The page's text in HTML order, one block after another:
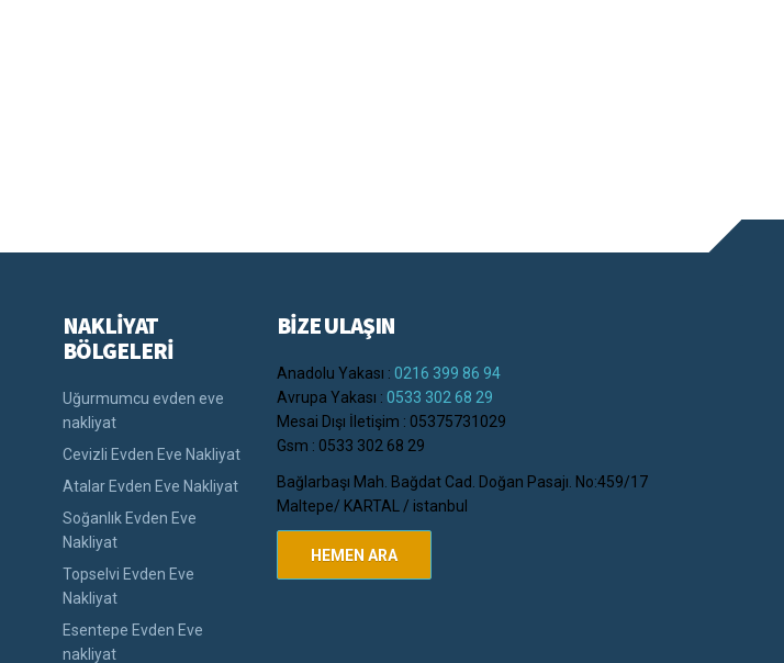
NAKLİYAT
BÖLGELERİ
Uğurmumcu evden eve
nakliyat
Cevizli Evden Eve Nakliyat
Atalar Evden Eve Nakliyat
Soğanlık Evden Eve
Nakliyat
Topselvi Evden Eve
Nakliyat
Esentepe Evden Eve
nakliyat
BİZE ULAŞIN
Anadolu Yakası : 0216 399 86 94
Avrupa Yakası : 0533 302 68 29
Mesai Dışı İletişim : 05375731029
Gsm : 0533 302 68 29
Bağlarbaşı Mah. Bağdat Cad. Doğan Pasajı. No:459/17
Maltepe/ KARTAL / istanbul
HEMEN ARA